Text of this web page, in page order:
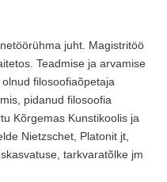
juht. Magistritöö
Teadmise ja arvamise
filosoofiaõpetaja
pidanud filosoofia
Kõrgemas Kunstikoolis ja
Nietzschet, Platonit jt,
tarkvaratõlke jm